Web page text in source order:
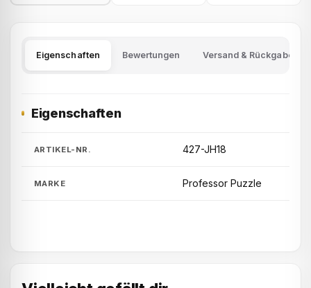
Eigenschaften Bewertungen Versand & Rückgabe
Eigenschaften
ARTIKEL-NR. 427-JH18
MARKE Professor Puzzle